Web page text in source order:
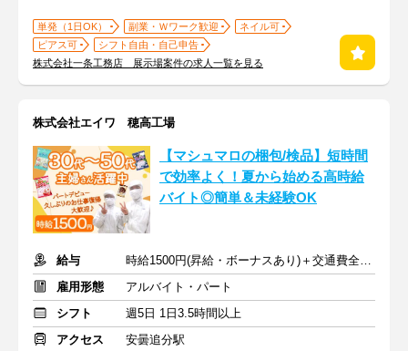
単発（1日OK） 副業・Ｗワーク歓迎
ネイル可
ピアス可
シフト自由・自己申告
株式会社一条工務店 展示場案件の求人一覧を見る
株式会社エイワ 穂高工場
【マシュマロの梱包/検品】短時間
で効率よく！夏から始める高時給
バイト◎簡単＆未経験OK
給与
時給1500円(昇給・ボーナスあり)＋交通費全額支給
雇用形態
アルバイト・パート
シフト
週5日 1日3.5時間以上
アクセス
安曇追分駅